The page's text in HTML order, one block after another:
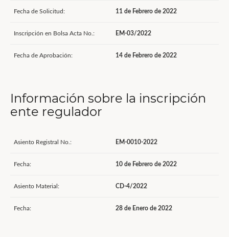
Fecha de Solicitud: 11 de Febrero de 2022
Inscripción en Bolsa Acta No.: EM-03/2022
Fecha de Aprobación: 14 de Febrero de 2022
Información sobre la inscripción
ente regulador
Asiento Registral No.: EM-0010-2022
Fecha: 10 de Febrero de 2022
Asiento Material: CD-4/2022
Fecha: 28 de Enero de 2022